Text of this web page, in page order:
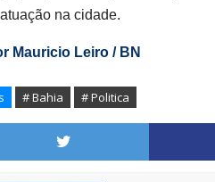
na cidade.
Mauricio Leiro / BN
# Bahia # Politica